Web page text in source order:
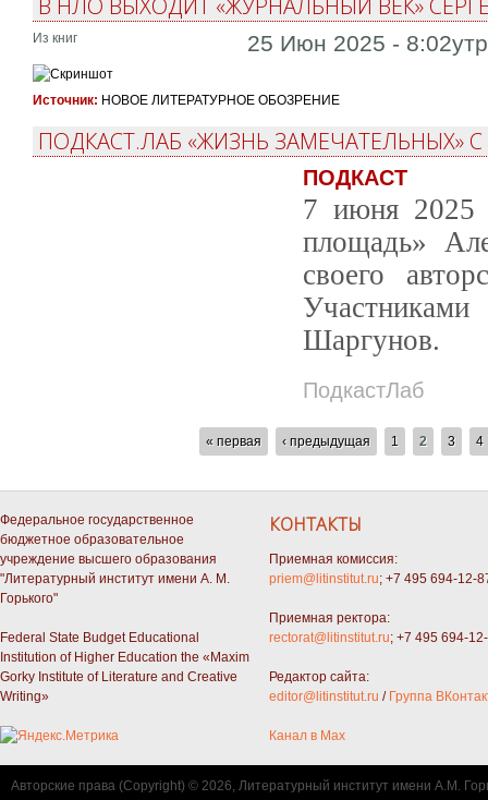
Из книг 25 Июн 2025 -
Источник: НОВОЕ ЛИТЕРАТУРНОЕ ОБОЗРЕНИЕ
ПОДКАСТ.ЛАБ «ЖИЗНЬ
ПОДКАСТ
7 июня 2025
площадь»
своего
Шаргунов.
ПодкастЛаб
« первая ‹ предыдущая 1 2 3 4
Федеральное государственное
бюджетное образовательное
учреждение высшего образования
"Литературный институт имени А. М.
Горького"
Federal State Budget Educational
Institution of Higher Education the «Maxim
Gorky Institute of Literature and Creative
Writing»
КОНТАКТЫ
Приемная комиссия:
priem@litinstitut.ru; +7 495 694-12-
Приемная ректора:
rectorat@litinstitut.ru; +7 495 694-
Редактор сайта:
editor@litinstitut.ru / Группа
Канал в Max
Авторские права (Copyright) © 2026, Литературный институт имени А.М.